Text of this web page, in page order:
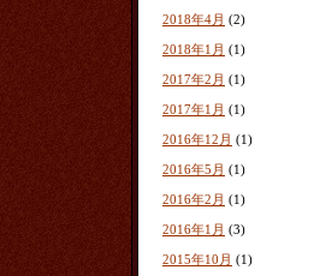
2018年4月 (2)
2018年1月 (1)
2017年2月 (1)
2017年1月 (1)
2016年12月 (1)
2016年5月 (1)
2016年2月 (1)
2016年1月 (3)
2015年10月 (1)